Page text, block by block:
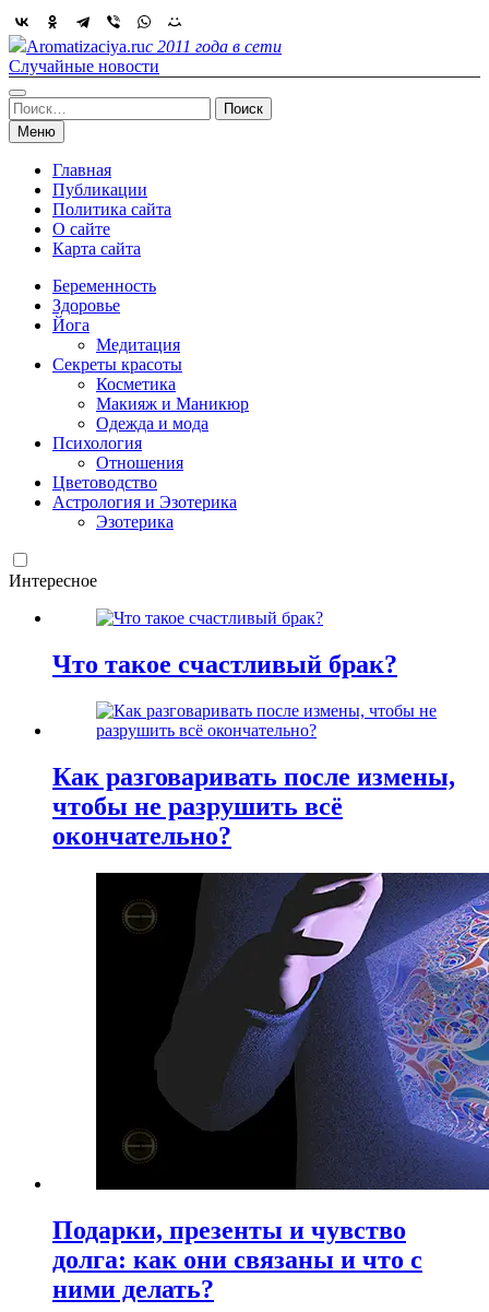
Skip
to
content
Aromatizaciya.ruс 2011 года в сети
Случайные новости
Найти:
Меню
Главная
Публикации
Политика сайта
О сайте
Карта сайта
Беременность
Здоровье
Йога
Медитация
Секреты красоты
Косметика
Макияж и Маникюр
Одежда и мода
Психология
Отношения
Цветоводство
Астрология и Эзотерика
Эзотерика
Интересное
Что такое счастливый брак?
Как разговаривать после измены,
чтобы не разрушить всё
окончательно?
Подарки, презенты и чувство
долга: как они связаны и что с
ними делать?